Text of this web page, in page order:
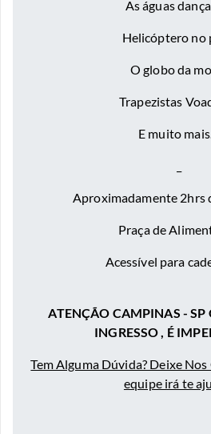
As águas
Helicóptero no
O globo da
Trapezistas
E muito
Aproximadamente 2hrs
Praça de
Acessível para
ATENÇÃO CAMPINAS - SP
INGRESSO , É
Tem Alguma Dúvida? Deixe
equipe irá te